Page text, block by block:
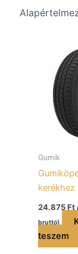
Gumik
kerékhez
24.875Ft
bruttó)
teszem